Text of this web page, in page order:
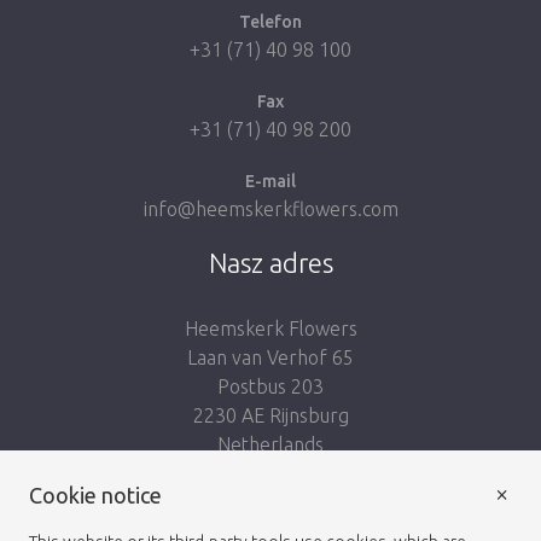
Telefon
+31 (71) 40 98 100
Fax
+31 (71) 40 98 200
E-mail
info@heemskerkflowers.com
Nasz adres
Heemskerk Flowers
Laan van Verhof 65
Postbus 203
2230 AE Rijnsburg
Netherlands
Cookie notice ×